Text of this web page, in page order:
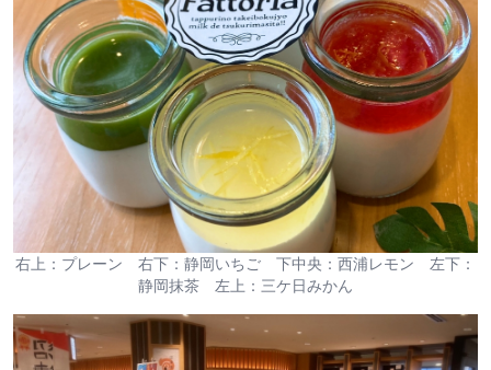
右上：プレーン 右下：静岡いちご 下中央：西浦レモン 左下：
静岡抹茶 左上：三ケ日みかん